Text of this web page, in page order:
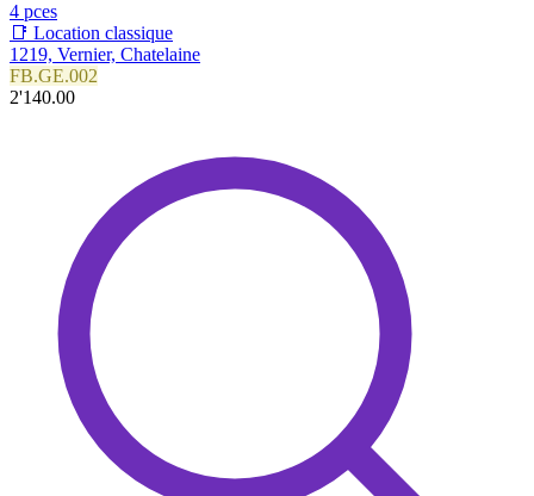
4 pces
📑 Location classique
1219, Vernier, Chatelaine
FB.GE.002
2'140.00